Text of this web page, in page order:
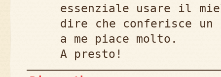
essenziale usare il
dire che conferisce un
a me piace molto.
A presto!